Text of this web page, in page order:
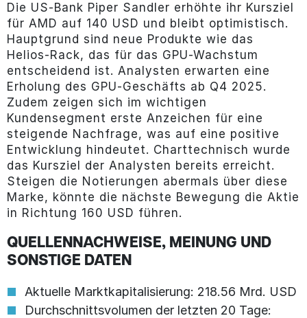
Die US-Bank Piper Sandler erhöhte ihr Kursziel
für AMD auf 140 USD und bleibt optimistisch.
Hauptgrund sind neue Produkte wie das
Helios-Rack, das für das GPU-Wachstum
entscheidend ist. Analysten erwarten eine
Erholung des GPU-Geschäfts ab Q4 2025.
Zudem zeigen sich im wichtigen
Kundensegment erste Anzeichen für eine
steigende Nachfrage, was auf eine positive
Entwicklung hindeutet. Charttechnisch wurde
das Kursziel der Analysten bereits erreicht.
Steigen die Notierungen abermals über diese
Marke, könnte die nächste Bewegung die Aktie
in Richtung 160 USD führen.
QUELLENNACHWEISE, MEINUNG UND
SONSTIGE DATEN
Aktuelle Marktkapitalisierung: 218.56 Mrd. USD
Durchschnittsvolumen der letzten 20 Tage: